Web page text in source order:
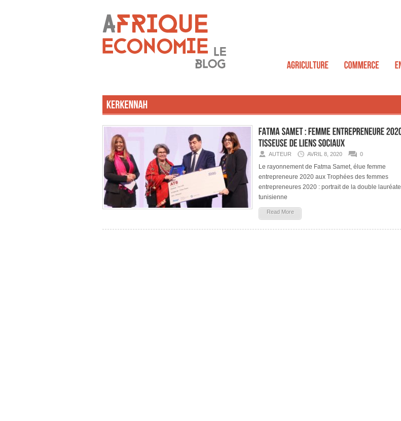
AUTEUR AVRIL 8, 2020 0
Le rayonnement de Fatma Samet, élue femme
entrepreneure 2020 aux Trophées des femmes
entrepreneures 2020 : portrait de la double lauréate
tunisienne
Read More